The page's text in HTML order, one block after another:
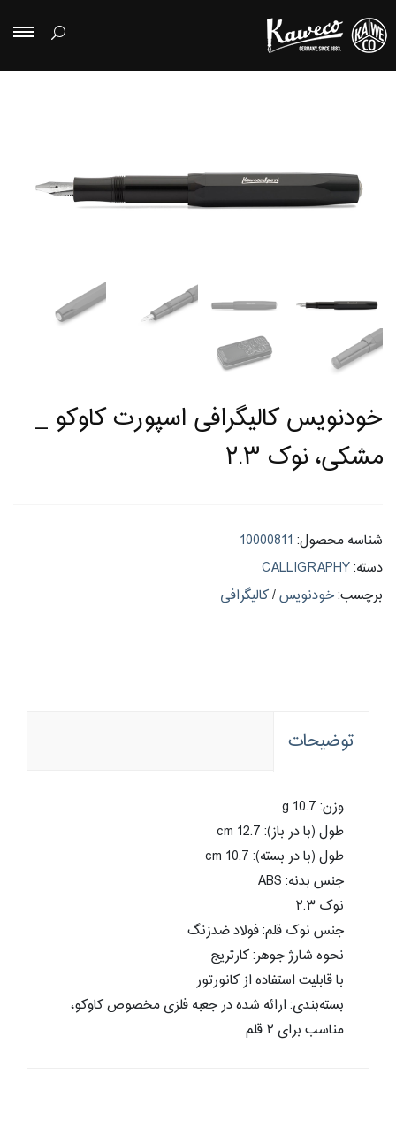
خودنویس کالیگرافی اسپورت کاوکو _
مشکی، نوک ۲.۳
شناسه محصول: 10000811
دسته:CALLIGRAPHY
برچسب:خودنویس/کالیگرافی
توضیحات
وزن: 10.7 g
طول (با در باز): cm 12.7
طول (با در بسته): 10.7 cm
جنس بدنه: ABS
نوک ۲.۳
جنس نوک قلم: فولاد ضدزنگ
نحوه شارژ جوهر: کارتریج
با قابلیت استفاده از کانورتور
بسته‌بندی: ارائه شده در جعبه فلزی مخصوص کاوکو،
مناسب برای ۲ قلم